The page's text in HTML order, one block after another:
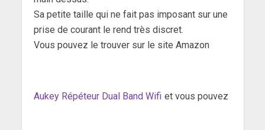
Sa petite taille qui ne fait pas imposant sur une
prise de courant le rend très discret.
Vous pouvez le trouver sur le site Amazon
Aukey Répéteur Dual Band Wifi et vous pouvez